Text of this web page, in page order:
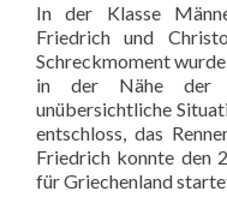
In der Klasse
Friedrich und
Schreckmoment
in der Nähe der
unübersichtliche
entschloss, das
Friedrich konnte den
für Griechenland